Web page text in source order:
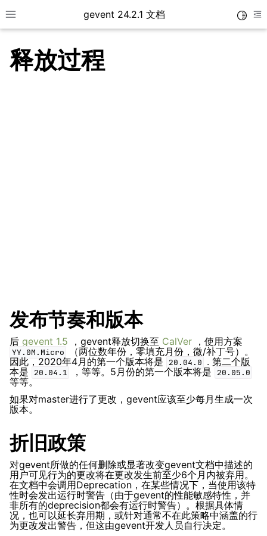
Toggle site navigation sidebar
gevent 24.2.1 文档
navigation of 名称解析（DNS）
navigation of API引用
navigation of 开发
释放过程
发布节奏和版本
后 gevent 1.5 ，gevent释放切换至 CalVer ，使用方案
YY.0M.Micro
（两位数年份，零填充月份，微/补丁号）。
因此，2020年4月的第一个版本将是 20.04.0 . 第二个版
本是 20.04.1 ，等等。5月份的第一个版本将是 20.05.0
等等。
如果对master进行了更改，gevent应该至少每月生成一次
版本。
折旧政策
对gevent所做的任何删除或显著改变gevent文档中描述的
用户可见行为的更改将在更改发生前至少6个月内被弃用。
在文档中会调用Deprecation，在某些情况下，当使用该特
性时会发出运行时警告（由于gevent的性能敏感特性，并
非所有的deprecision都会有运行时警告）。根据具体情
况，也可以延长弃用期，或针对通常不在此策略中涵盖的行
为更改发出警告，但这由gevent开发人员自行决定。